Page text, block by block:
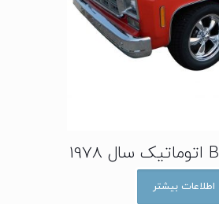
اطلاعات بیشتر